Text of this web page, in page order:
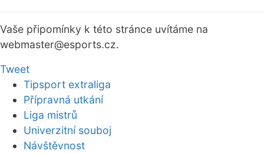
Vaše připomínky k této stránce uvítáme na
webmaster@esports.cz.
Tweet
Tipsport extraliga
Přípravná utkání
Liga mistrů
Univerzitní souboj
Návštěvnost